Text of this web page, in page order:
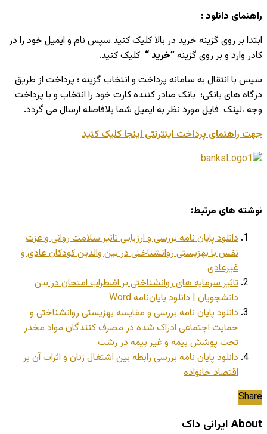
راهنمای دانلود :
ابتدا بر روی گزینه خرید در بالا کلیک کنید سپس نام و ایمیل خود را در
کادر وارد و بر روی گزینه”خرید “ کلیک کنید.
سپس با انتقال به سامانه پرداخت و انتخاب گزینه ؛ پرداخت از طریق
درگاه های بانکی؛ بانک صادر کننده کارت خود را انتخاب و با پرداخت
وجه ،لینک فایل مورد نظر به ایمیل شما بلافاصله ارسال می گردد.
جهت راهنمای پرداخت اینترنتی اینجا کلیک کنید
نوشته های مرتبط:
دانلود پایان نامه بررسی و ارزیابی تاثیر سلامت روانی و عزت
نفس با بهزیستی روانشناختی در بین والدین کودکان عادی و
غیرعادی
تاثیر سرمایه های روانشناختی بر اضطراب امتحان در بین
دانشجویان | دانلود پایان‌نامه Word
دانلود پایان نامه بررسی و مقایسه بهزیستی روانشناختی و
حمایت اجتماعی ادراک شده در مصرف کنندگان مواد مخدر
تحت پوشش بیمه و غیر بیمه در رشت
دانلود پایان نامه بررسی رابطه بین اشتغال زنان و اثرات آن بر
اقتصاد خانواده
Share
About ایرانی داک